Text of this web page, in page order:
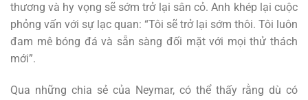
thương và hy vọng sẽ sớm trở lại sân cỏ. Anh khép lại cuộc
phỏng vấn với sự lạc quan: “Tôi sẽ trở lại sớm thôi. Tôi luôn
đam mê bóng đá và sẵn sàng đối mặt với mọi thử thách
mới”.
Qua những chia sẻ của Neymar, có thể thấy rằng dù có